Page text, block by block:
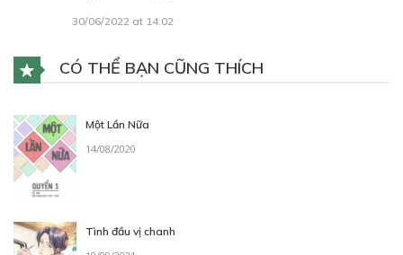
30/06/2022 at 14:02
CÓ THỂ BẠN CŨNG THÍCH
Một Lần Nữa
14/08/2020
Tình đầu vị chanh